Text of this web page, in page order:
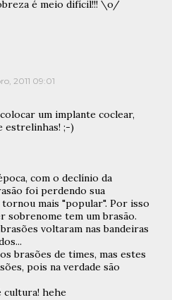
é meio difícil!!! \o/
2011 09:01
um implante coclear,
estrelinhas! ;-)
com o declínio da
foi perdendo sua
mais "popular". Por isso
sobrenome tem um brasão.
voltaram nas bandeiras
brasões de times, mas estes
pois na verdade são
cultura! hehe